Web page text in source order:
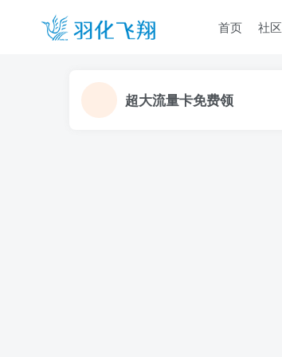
首页 社区
超大流量卡免费领